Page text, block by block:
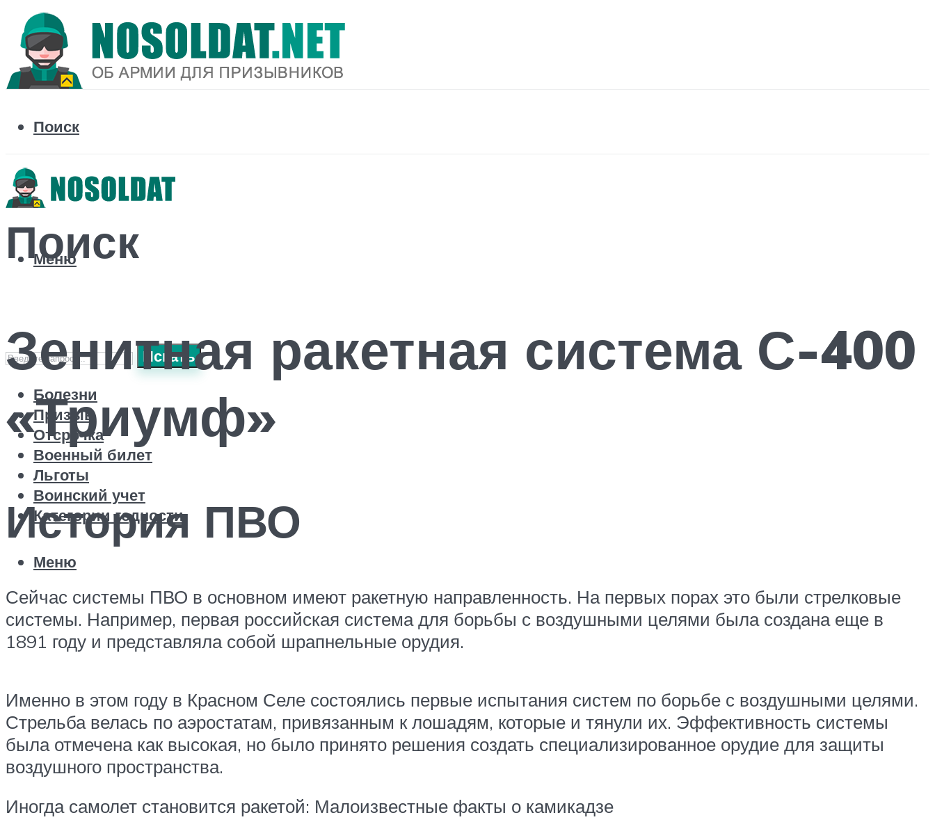
Поиск
Поиск
Искать
Болезни
Призыв
Отсрочка
Военный билет
Льготы
Воинский учет
Категории годности
Меню
Меню
Зенитная ракетная система С-400
«Триумф»
История ПВО
Сейчас системы ПВО в основном имеют ракетную направленность. На первых порах это были стрелковые
системы. Например, первая российская система для борьбы с воздушными целями была создана еще в
1891 году и представляла собой шрапнельные орудия.
Именно в этом году в Красном Селе состоялись первые испытания систем по борьбе с воздушными целями.
Стрельба велась по аэростатам, привязанным к лошадям, которые и тянули их. Эффективность системы
была отмечена как высокая, но было принято решения создать специализированное орудие для защиты
воздушного пространства.
Иногда самолет становится ракетой: Малоизвестные факты о камикадзе